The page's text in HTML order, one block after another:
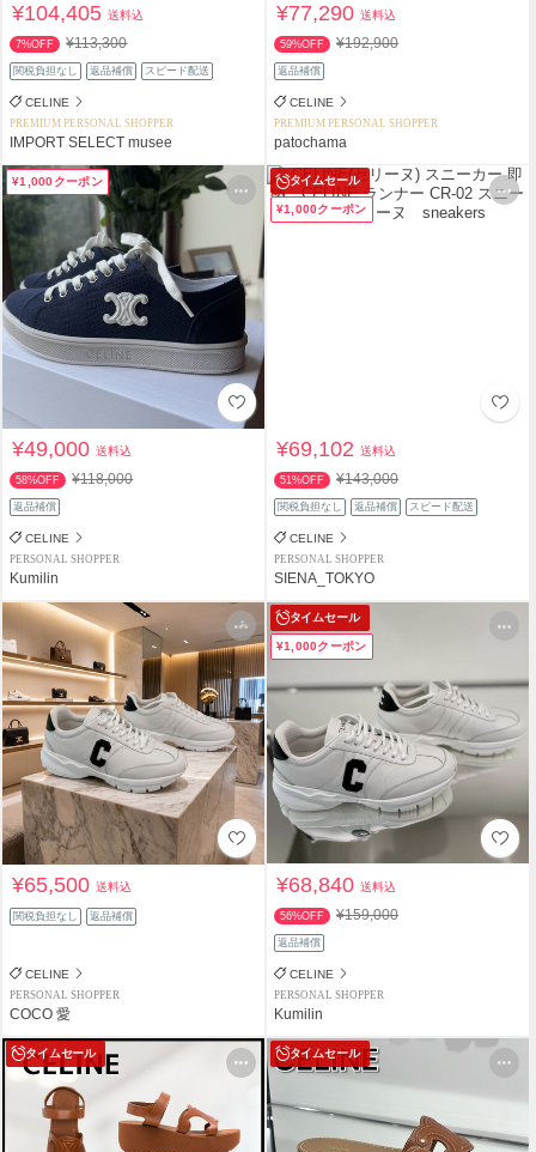
¥104,405送料込
7%OFF ¥113,300
関税負担なし 返品補償 スピード配送
CELINE
PREMIUM PERSONAL SHOPPER
IMPORT SELECT musee
¥77,290送料込
59%OFF ¥192,900
返品補償
CELINE
PREMIUM PERSONAL SHOPPER
patochama
¥1,000クーポン
¥49,000送料込
58%OFF ¥118,000
返品補償
CELINE
PERSONAL SHOPPER
Kumilin
タイムセール
¥1,000クーポン
¥69,102送料込
51%OFF ¥143,000
関税負担なし 返品補償 スピード配送
CELINE
PERSONAL SHOPPER
SIENA_TOKYO
¥65,500送料込
関税負担なし 返品補償
CELINE
PERSONAL SHOPPER
COCO 愛
タイムセール
¥1,000クーポン
¥68,840送料込
56%OFF ¥159,000
返品補償
CELINE
PERSONAL SHOPPER
Kumilin
タイムセール タイムセール